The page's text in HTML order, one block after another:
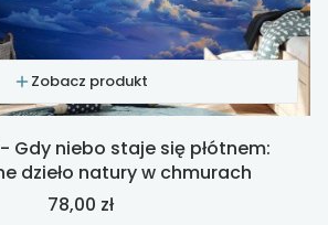
Zobacz produkt
Gdy niebo staje się płótnem:
dzieło natury w chmurach
Cena
78,00 zł